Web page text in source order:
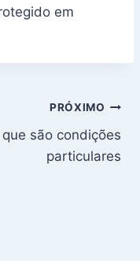
em
PRÓXIMO
que são condições
particulares